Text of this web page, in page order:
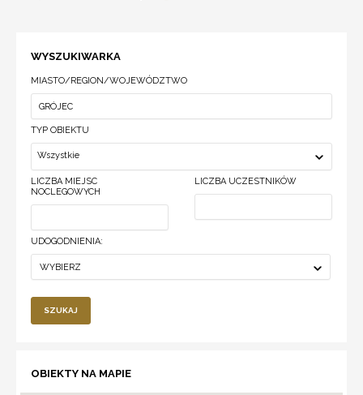
WYSZUKIWARKA
MIASTO/REGION/WOJEWÓDZTWO
TYP OBIEKTU
Wszystkie
LICZBA MIEJSC
NOCLEGOWYCH
LICZBA UCZESTNIKÓW
UDOGODNIENIA:
WYBIERZ
SZUKAJ
OBIEKTY NA MAPIE